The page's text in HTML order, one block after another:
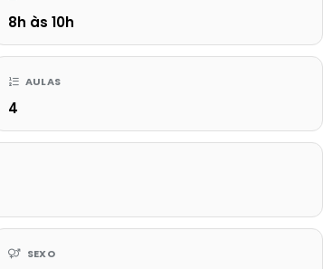
8h às 10h
AULAS
4
SEXO